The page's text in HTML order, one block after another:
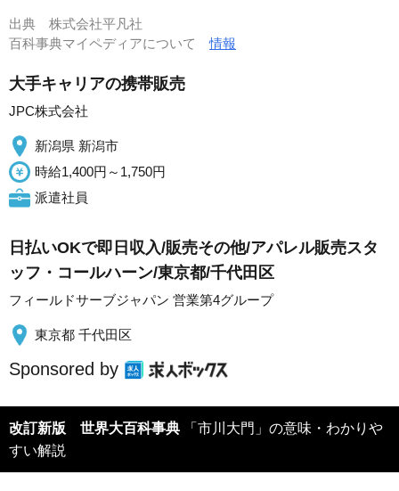
出典 株式会社平凡社
百科事典マイペディアについて情報
大手キャリアの携帯販売
JPC株式会社
新潟県 新潟市
時給1,400円～1,750円
派遣社員
日払いOKで即日収入/販売その他/アパレル販売スタ
ッフ・コールハーン/東京都/千代田区
フィールドサーブジャパン 営業第4グループ
東京都 千代田区
Sponsored by
改訂新版 世界大百科事典
すい解説